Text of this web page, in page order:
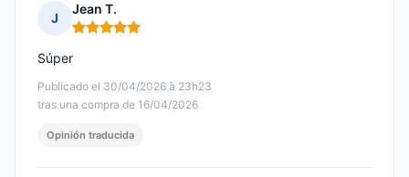
J
Jean T.
Nota: 5 de 5
Publicado el 30/04/2026 à 23h23
tras una compra de 16/04/2026
Súper
Opinión traducida